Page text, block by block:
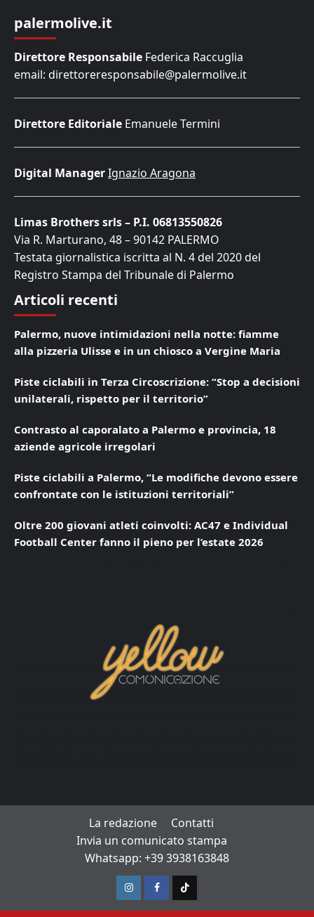
palermolive.it
Direttore Responsabile Federica Raccuglia
email: direttoreresponsabile@palermolive.it
Direttore Editoriale Emanuele Termini
Digital ManagerIgnazio Aragona
Limas Brothers srls – P.I. 06813550826
Via R. Marturano, 48 – 90142 PALERMO
Testata giornalistica iscritta al N. 4 del 2020 del
Registro Stampa del Tribunale di Palermo
Articoli recenti
Palermo, nuove intimidazioni nella notte: fiamme
alla pizzeria Ulisse e in un chiosco a Vergine Maria
Piste ciclabili in Terza Circoscrizione: “Stop a decisioni
unilaterali, rispetto per il territorio”
Contrasto al caporalato a Palermo e provincia, 18
aziende agricole irregolari
Piste ciclabili a Palermo, “Le modifiche devono essere
confrontate con le istituzioni territoriali”
Oltre 200 giovani atleti coinvolti: AC47 e Individual
Football Center fanno il pieno per l’estate 2026
La redazione
Contatti
Invia un comunicato stampa
Whatsapp: +39 3938163848
InstagramFacebook
TikTok